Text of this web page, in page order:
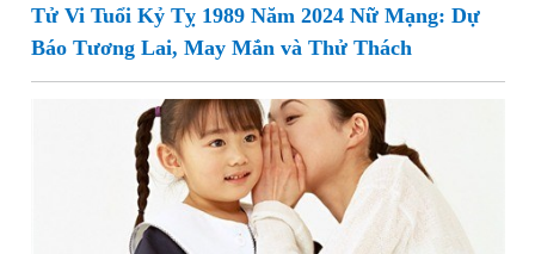
Tử Vi Tuổi Kỷ Tỵ 1989 Năm 2024 Nữ Mạng: Dự
Báo Tương Lai, May Mắn và Thử Thách